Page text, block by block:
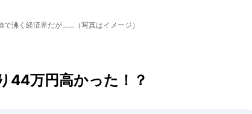
で沸く経済界だが……（写真はイメージ）
44万円高かった！？